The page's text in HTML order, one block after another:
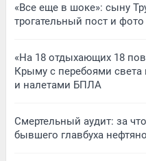
«Все еще в шоке»: сыну
трогательный пост и фото
«На 18 отдыхающих 18
Крыму с перебоями света
и налетами БПЛА
Смертельный аудит: за
бывшего главбуха